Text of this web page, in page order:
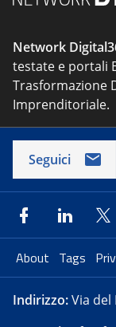
Network
testate e portali
Trasformazione
Imprenditoriale.
Seguici
About Tags
Indirizzo:Via del